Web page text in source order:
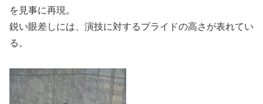
を見事に再現。
鋭い眼差しには、演技に対するプライドの高さが表れてい
る。